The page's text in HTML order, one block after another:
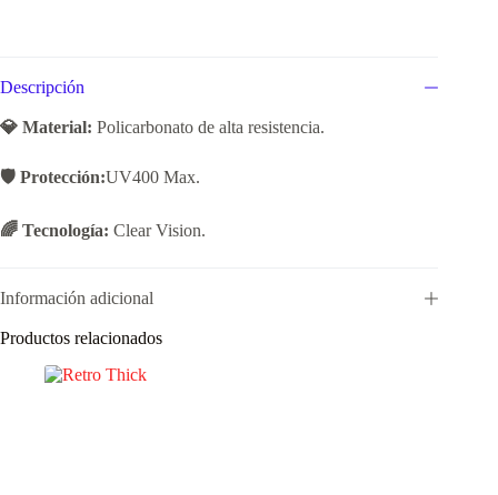
Descripción
💎 Material: Policarbonato de alta resistencia.
🛡️ Protección:UV400 Max.
🌈 Tecnología: Clear Vision.
Información adicional
Productos relacionados